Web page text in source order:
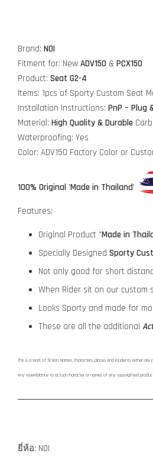
Brand: NOI
Fitment for: New ADV150 & PCX150
Product: Seat G2-4
Items: 1pcs of Sporty Custom Seat
Installation Instructions: PnP – Plug
Material: High Quality & Durable
Waterproofing: Yes
Color: ADV150 Factory Color or
100% Original 'Made in Thailand'
Features:
Original Product "Made in
Specially Designed Sporty
Not only good for short
When Rider sit on our
Looks Sporty and made for
These are all the additional
This is a work of fiction. Names, characters, places and incidents either
Any resemblance to actual character or names of any copyrighted
ยี่ห้อ: NOI